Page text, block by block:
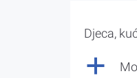
Djeca,
a